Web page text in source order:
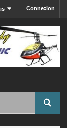
Connexion